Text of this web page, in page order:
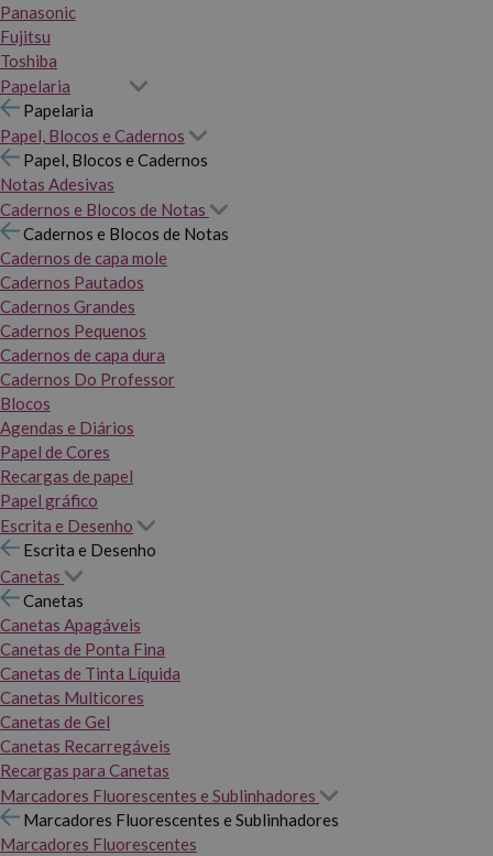
Panasonic
Fujitsu
Toshiba
Papelaria
Papelaria
Papel, Blocos e Cadernos
Papel, Blocos e Cadernos
Notas Adesivas
Cadernos e Blocos de Notas
Cadernos e Blocos de Notas
Cadernos de capa mole
Cadernos Pautados
Cadernos Grandes
Cadernos Pequenos
Cadernos de capa dura
Cadernos Do Professor
Blocos
Agendas e Diários
Papel de Cores
Recargas de papel
Papel gráfico
Escrita e Desenho
Escrita e Desenho
Canetas
Canetas
Canetas Apagáveis
Canetas de Ponta Fina
Canetas de Tinta Líquida
Canetas Multicores
Canetas de Gel
Canetas Recarregáveis
Recargas para Canetas
Marcadores Fluorescentes e Sublinhadores
Marcadores Fluorescentes e Sublinhadores
Marcadores Fluorescentes